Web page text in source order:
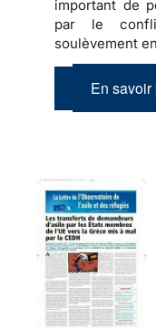
important de
par le
soulèvement
En savoir